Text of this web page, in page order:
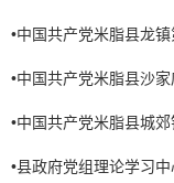
•中国共产党米脂县龙
•中国共产党米脂县沙
•中国共产党米脂县城
•县政府党组理论学习